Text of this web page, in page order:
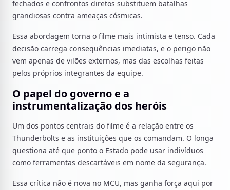
fechados e confrontos diretos substituem batalhas
grandiosas contra ameaças cósmicas.
Essa abordagem torna o filme mais intimista e tenso. Cada
decisão carrega consequências imediatas, e o perigo não
vem apenas de vilões externos, mas das escolhas feitas
pelos próprios integrantes da equipe.
O papel do governo e a
instrumentalização dos heróis
Um dos pontos centrais do filme é a relação entre os
Thunderbolts e as instituições que os comandam. O longa
questiona até que ponto o Estado pode usar indivíduos
como ferramentas descartáveis em nome da segurança.
Essa crítica não é nova no MCU, mas ganha força aqui por